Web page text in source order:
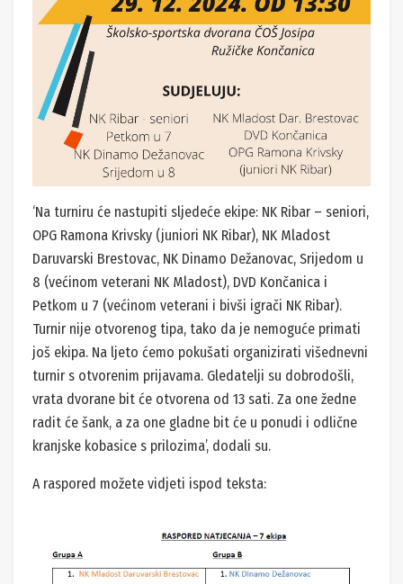
‘Na turniru će nastupiti sljedeće ekipe: NK Ribar – seniori,
OPG Ramona Krivsky (juniori NK Ribar), NK Mladost
Daruvarski Brestovac, NK Dinamo Dežanovac, Srijedom u
8 (većinom veterani NK Mladost), DVD Končanica i
Petkom u 7 (većinom veterani i bivši igrači NK Ribar).
Turnir nije otvorenog tipa, tako da je nemoguće primati
još ekipa. Na ljeto ćemo pokušati organizirati višednevni
turnir s otvorenim prijavama. Gledatelji su dobrodošli,
vrata dvorane bit će otvorena od 13 sati. Za one žedne
radit će šank, a za one gladne bit će u ponudi i odlične
kranjske kobasice s prilozima’, dodali su.
A raspored možete vidjeti ispod teksta: